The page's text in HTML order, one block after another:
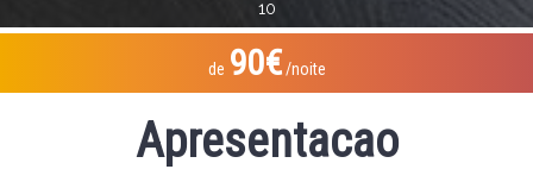
10
de 90€/noite
Apresentacao